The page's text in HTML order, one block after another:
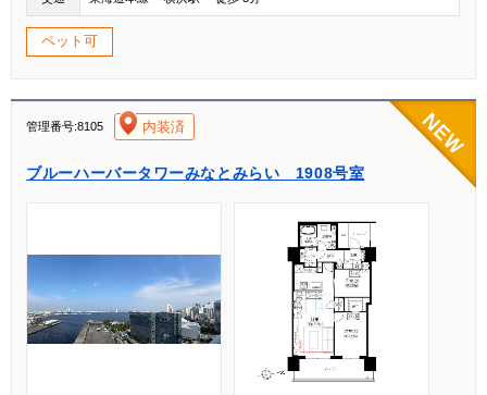
ペット可
管理番号:8105 内装済
ブルーハーバータワーみなとみらい 1908号室
[004]